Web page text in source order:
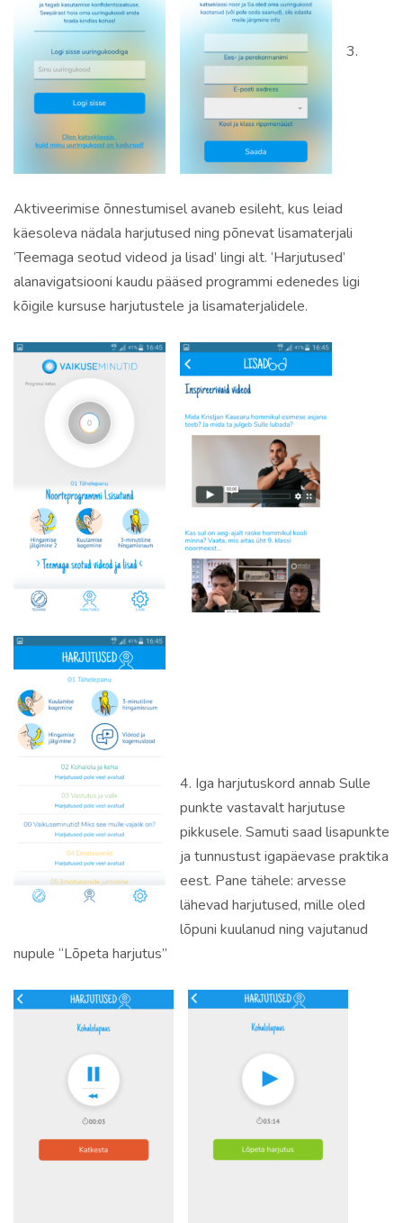
3.
Aktiveerimise õnnestumisel avaneb esileht, kus leiad
käesoleva nädala harjutused ning põnevat lisamaterjali
‘Teemaga seotud videod ja lisad’ lingi alt. ‘Harjutused’
alanavigatsiooni kaudu pääsed programmi edenedes ligi
kõigile kursuse harjutustele ja lisamaterjalidele.
4. Iga harjutuskord annab Sulle
punkte vastavalt harjutuse
pikkusele. Samuti saad lisapunkte
ja tunnustust igapäevase praktika
eest. Pane tähele: arvesse
lähevad harjutused, mille oled
lõpuni kuulanud ning vajutanud
nupule “Lõpeta harjutus”